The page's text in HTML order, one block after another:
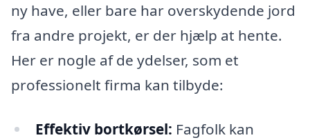
ny have, eller bare har overskydende jord
fra andre projekt, er der hjælp at hente.
Her er nogle af de ydelser, som et
professionelt firma kan tilbyde:
Effektiv bortkørsel: Fagfolk kan